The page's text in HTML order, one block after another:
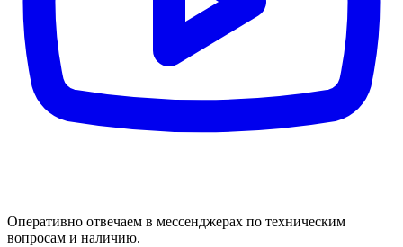
Оперативно отвечаем в мессенджерах по техническим
вопросам и наличию.